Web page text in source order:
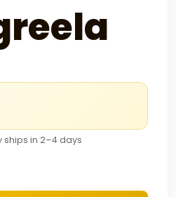
ships in 2–4 days